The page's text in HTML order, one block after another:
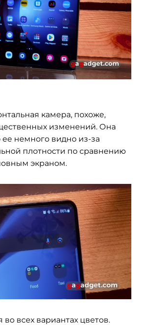
камера, похоже,
изменений. Она
ее немного видно из-за
плотности по сравнению
экраном.
во всех вариантах цветов.